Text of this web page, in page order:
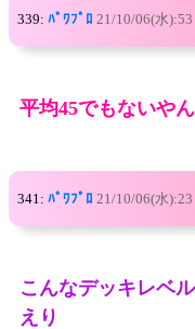
339: ﾊﾟﾜﾌﾟﾛ 21/10/06(水):53
平均45でもないやん
341: ﾊﾟﾜﾌﾟﾛ 21/10/06(水):23
こんなデッキレベ
えり